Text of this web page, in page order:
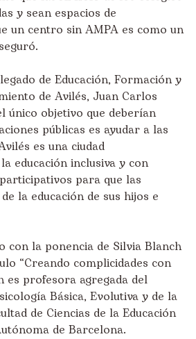
y sean espacios de
un centro sin AMPA es como un
de Educación, Formación y
de Avilés, Juan Carlos
único objetivo que deberían
públicas es ayudar a las
es una ciudad
educación inclusiva y con
para que las
la educación de sus hijos e
con la ponencia de Silvia Blanch
“Creando complicidades con
es profesora agregada del
Básica, Evolutiva y de la
de Ciencias de la Educación
de Barcelona.